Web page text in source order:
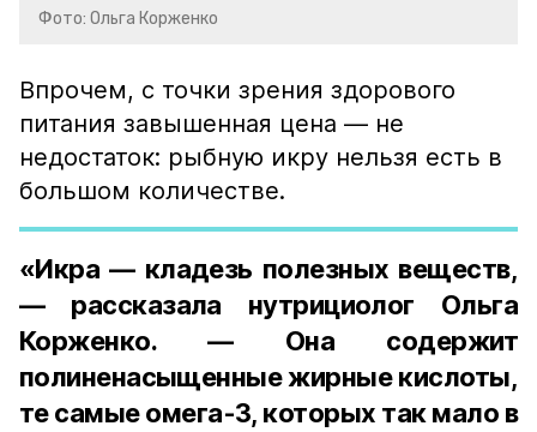
Фото: Ольга Корженко
Впрочем, с точки зрения здорового
питания завышенная цена — не
недостаток: рыбную икру нельзя есть в
большом количестве.
«Икра — кладезь полезных веществ,
— рассказала нутрициолог Ольга
Корженко. — Она содержит
полиненасыщенные жирные кислоты,
те самые омега-3, которых так мало в